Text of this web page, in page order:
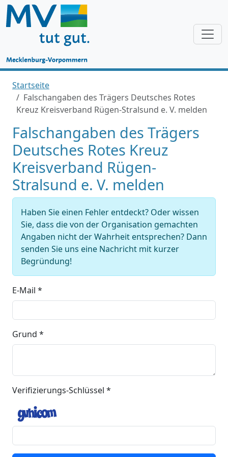
Startseite
Falschangaben des Trägers Deutsches Rotes
Kreuz Kreisverband Rügen-Stralsund e. V. melden
Falschangaben des Trägers
Deutsches Rotes Kreuz
Kreisverband Rügen-
Stralsund e. V. melden
Haben Sie einen Fehler entdeckt? Oder wissen
Sie, dass die von der Organisation gemachten
Angaben nicht der Wahrheit entsprechen? Dann
senden Sie uns eine Nachricht mit kurzer
Begründung!
E-Mail *
Grund *
Verifizierungs-Schlüssel *